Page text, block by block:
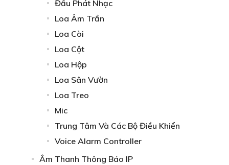
Đầu Phát Nhạc
Loa Âm Trần
Loa Còi
Loa Cột
Loa Hộp
Loa Sân Vườn
Loa Treo
Mic
Trung Tâm Và Các Bộ Điều Khiển
Voice Alarm Controller
Âm Thanh Thông Báo IP